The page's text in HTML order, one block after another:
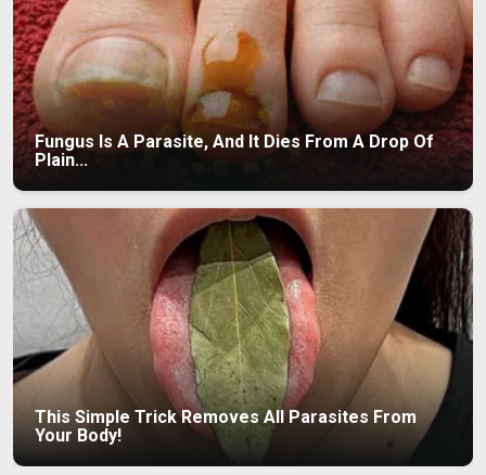
Fungus Is A Parasite, And It Dies From A Drop Of
Plain...
This Simple Trick Removes All Parasites From
Your Body!